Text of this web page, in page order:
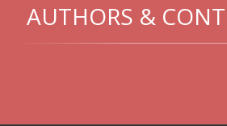
AUTHORS &